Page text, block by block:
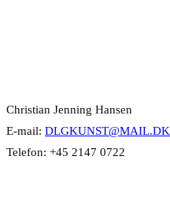
Christian Jenning Hansen
E-mail: DLGKUNST@MAIL.DK
Telefon: +45 2147 0722